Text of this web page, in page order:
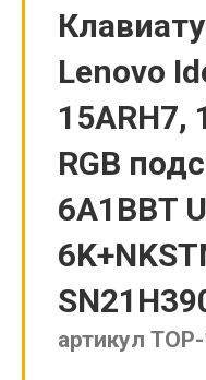
Lenovo
15ARH7,
RGB
6A1BBT
артикул